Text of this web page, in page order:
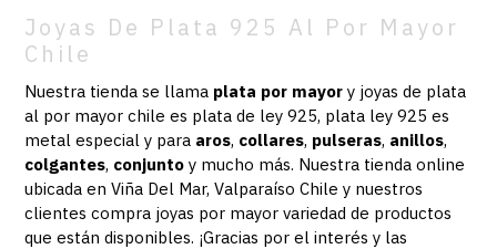
Joyas De Plata 925 Al Por Mayor
Chile
Nuestra tienda se llama plata por mayor y joyas de plata
al por mayor chile es plata de ley 925, plata ley 925 es
metal especial y para aros, collares, pulseras, anillos,
colgantes, conjunto y mucho más. Nuestra tienda online
ubicada en Viña Del Mar, Valparaíso Chile y nuestros
clientes compra joyas por mayor variedad de productos
que están disponibles. ¡Gracias por el interés y las